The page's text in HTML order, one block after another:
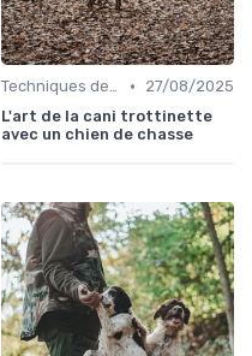
Techniques de base •
27/08/2025
L'art de la cani trottinette
avec un chien de chasse